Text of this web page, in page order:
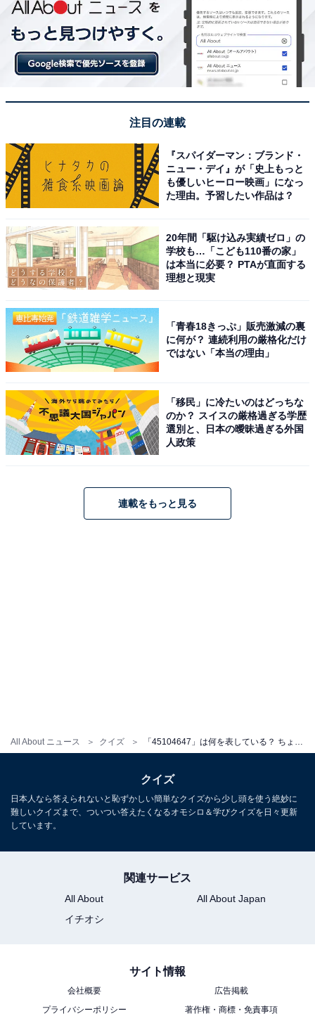
All About ニュース クイズ
「10105」の語呂合わせ、なんて読む？ ポケベルの定番
メッセージを当ててみよう【ポケベル暗号クイズ】
・
「4492」が意味する言葉は？ ポケベルで使われていた4
桁の数字を解読せよ！ 【ポケベル暗号クイズ】
注目の連載
『スパイダーマン：ブランド・
ニュー・デイ』が「史上もっと
も優しいヒーロー映画」になっ
た理由。予習したい作品は？
20年間「駆け込み実績ゼロ」の
学校も…「こども110番の家」
は本当に必要？ PTAが直面する
理想と現実
「青春18きっぷ」販売激減の裏
に何が？ 連続利用の厳格化だけ
ではない「本当の理由」
「移民」に冷たいのはどっちな
のか？ スイスの厳格過ぎる学歴
選別と、日本の曖昧過ぎる外国
人政策
連載をもっと見る
クイズ
日本人なら答えられないと恥ずかしい簡単なクイズから少し頭を使う絶妙に
難しいクイズまで、ついつい答えたくなるオモシロ＆学びクイズを日々更新
しています。
関連サービス
All About
All About Japan
イチオシ
サイト情報
会社概要
広告掲載
プライバシーポリシー
著作権・商標・免責事項